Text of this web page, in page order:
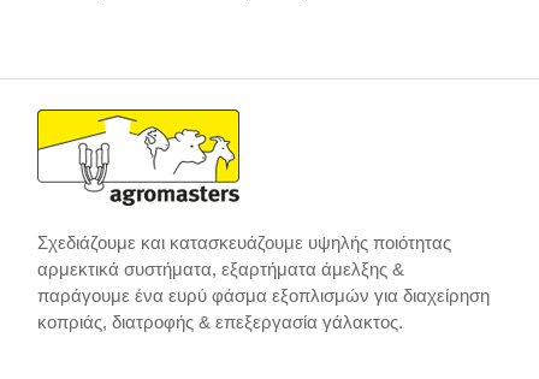
Σχεδιάζουμε και κατασκευάζουμε υψηλής ποιότητας
αρμεκτικά συστήματα, εξαρτήματα άμελξης &
παράγουμε ένα ευρύ φάσμα εξοπλισμών για διαχείρηση
κοπριάς, διατροφής & επεξεργασία γάλακτος.